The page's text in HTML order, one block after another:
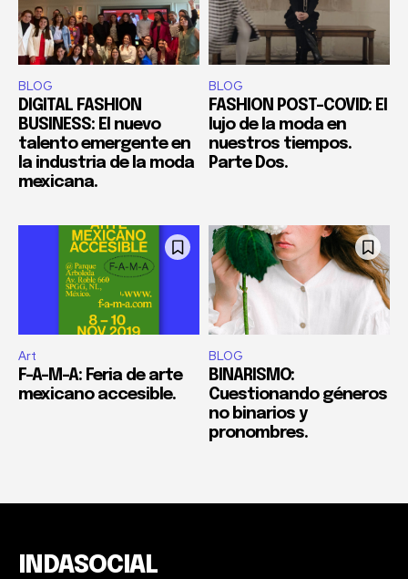
BLOG
DIGITAL FASHION
BUSINESS: El nuevo
talento emergente en
la industria de la moda
mexicana.
BLOG
FASHION POST-COVID: El
lujo de la moda en
nuestros tiempos.
Parte Dos.
Art
F-A-M-A: Feria de arte
mexicano accesible.
BLOG
BINARISMO:
Cuestionando géneros
no binarios y
pronombres.
INDASOCIAL